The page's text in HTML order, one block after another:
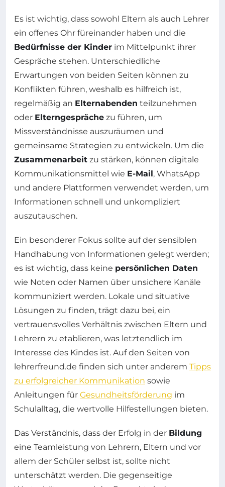
Es ist wichtig, dass sowohl Eltern als auch Lehrer
ein offenes Ohr füreinander haben und die
Bedürfnisse der Kinder im Mittelpunkt ihrer
Gespräche stehen. Unterschiedliche
Erwartungen von beiden Seiten können zu
Konflikten führen, weshalb es hilfreich ist,
regelmäßig an Elternabenden teilzunehmen
oder Elterngespräche zu führen, um
Missverständnisse auszuräumen und
gemeinsame Strategien zu entwickeln. Um die
Zusammenarbeit zu stärken, können digitale
Kommunikationsmittel wie E-Mail, WhatsApp
und andere Plattformen verwendet werden, um
Informationen schnell und unkompliziert
auszutauschen.
Ein besonderer Fokus sollte auf der sensiblen
Handhabung von Informationen gelegt werden;
es ist wichtig, dass keine persönlichen Daten
wie Noten oder Namen über unsichere Kanäle
kommuniziert werden. Lokale und situative
Lösungen zu finden, trägt dazu bei, ein
vertrauensvolles Verhältnis zwischen Eltern und
Lehrern zu etablieren, was letztendlich im
Interesse des Kindes ist. Auf den Seiten von
lehrerfreund.de finden sich unter anderem Tipps
zu erfolgreicher Kommunikation sowie
Anleitungen für Gesundheitsförderung im
Schulalltag, die wertvolle Hilfestellungen bieten.
Das Verständnis, dass der Erfolg in der Bildung
eine Teamleistung von Lehrern, Eltern und vor
allem der Schüler selbst ist, sollte nicht
unterschätzt werden. Die gegenseitige